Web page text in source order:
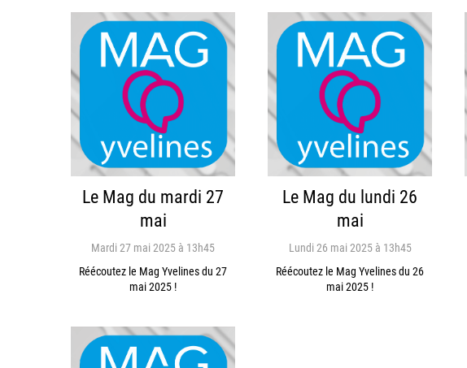
Le Mag du mardi 27
mai
Mardi 27 mai 2025 à 13h45
Réécoutez le Mag Yvelines du 27
mai 2025 !
Le Mag du lundi 26
mai
Lundi 26 mai 2025 à 13h45
Réécoutez le Mag Yvelines du 26
mai 2025 !